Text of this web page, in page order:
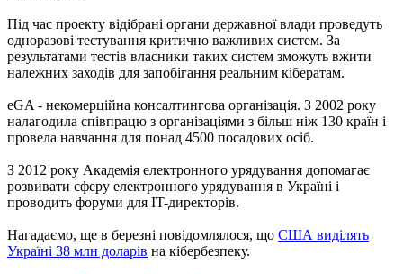
Під час проекту відібрані органи державної влади проведуть
одноразові тестування критично важливих систем. За
результатами тестів власники таких систем зможуть вжити
належних заходів для запобігання реальним кібератам.
eGA - некомерційна консалтингова організація. З 2002 року
налагодила співпрацю з організаціями з більш ніж 130 країн і
провела навчання для понад 4500 посадових осіб.
З 2012 року Академія електронного урядування допомагає
розвивати сферу електронного урядування в Україні і
проводить форуми для IT-директорів.
Нагадаємо, ще в березні повідомлялося, що США виділять
Україні 38 млн доларів на кібербезпеку.